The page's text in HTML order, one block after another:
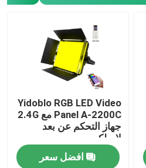
Yidoblo RGB LED Video
Panel A-2200C مع 2.4G
جهاز التحكم عن بعد
لاسلكي
افضل سعر